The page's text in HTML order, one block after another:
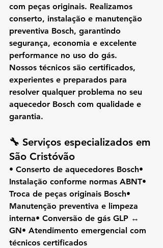
com peças originais. Realizamos
conserto, instalação e manutenção
preventiva Bosch, garantindo
segurança, economia e excelente
performance no uso do gás.
Nossos técnicos são certificados,
experientes e preparados para
resolver qualquer problema no seu
aquecedor Bosch com qualidade e
garantia.
🔧 Serviços especializados em
São Cristóvão
• Conserto de aquecedores Bosch•
Instalação conforme normas ABNT•
Troca de peças originais Bosch•
Manutenção preventiva e limpeza
interna• Conversão de gás GLP ↔
GN• Atendimento emergencial com
técnicos certificados